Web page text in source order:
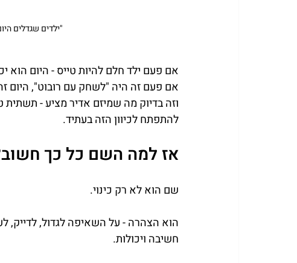
"ילדים שגדלים
אם פעם ילד חלם להיות טייס - היום הוא
אם פעם זה היה "לשחק עם רובוט", היום
וזה בדיוק מה שמיזם אדיר מציע -
להתפתח לכיוון הזה בעתיד.
אז למה השם כל כך
שם הוא לא רק כינוי.
הוא הצהרה - על השאיפה לגדול, לדייק,
חשיבה ויכולות.